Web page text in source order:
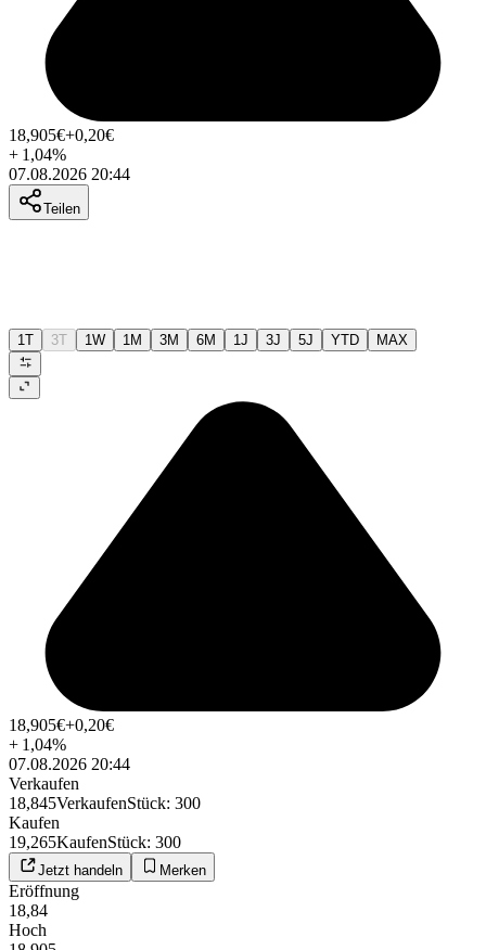
18,905€+0,20€
+ 1,04%
07.08.2026 20:44
Teilen
1T 3T 1W 1M 3M 6M 1J 3J 5J YTD MAX
18,905€+0,20€
+ 1,04%
07.08.2026 20:44
Verkaufen
18,845VerkaufenStück: 300
Kaufen
19,265KaufenStück: 300
Jetzt handeln Merken
Eröffnung
18,84
Hoch